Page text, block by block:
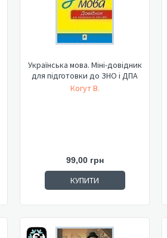
Українська мова. Міні-довідник
для підготовки до ЗНО і ДПА
Когут В.
99,00 грн
КУПИТИ